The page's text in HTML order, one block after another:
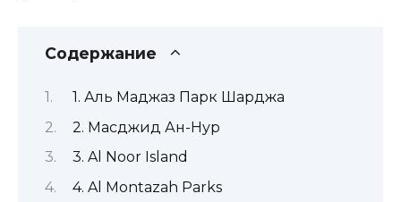
Содержание
1. Аль Маджаз Парк Шарджа
2. Масджид Ан-Нур
3. Al Noor Island
4. Al Montazah Parks